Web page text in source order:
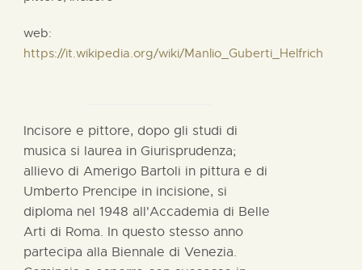
web:
https://it.wikipedia.org/wiki/Manlio_Guberti_Helfrich
Incisore e pittore, dopo gli studi di
musica si laurea in Giurisprudenza;
allievo di Amerigo Bartoli in pittura e di
Umberto Prencipe in incisione, si
diploma nel 1948 all'Accademia di Belle
Arti di Roma. In questo stesso anno
partecipa alla Biennale di Venezia.